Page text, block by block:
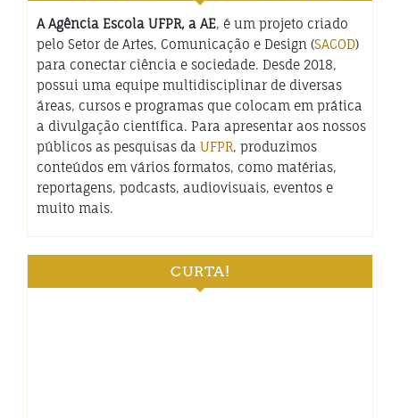
A Agência Escola UFPR, a AE, é um projeto criado
pelo Setor de Artes, Comunicação e Design (SACOD)
para conectar ciência e sociedade. Desde 2018,
possui uma equipe multidisciplinar de diversas
áreas, cursos e programas que colocam em prática
a divulgação científica. Para apresentar aos nossos
públicos as pesquisas da UFPR, produzimos
conteúdos em vários formatos, como matérias,
reportagens, podcasts, audiovisuais, eventos e
muito mais.
CURTA!